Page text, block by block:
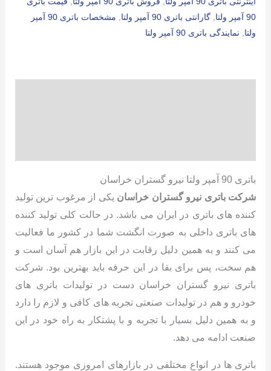
90 آمپر ولتا
, گارانتی باتری 90 آمپر ولتا ,
مشخصات باتری 90 آمپر
ولتا, نمایندگی باتری 90 آمپر ولتا
باتری 90 آمپر ولتا نیرو گستران خراسان
شرکت باتری نیرو گستران خراسان یکی از مرغوب ترین تولید
کننده های باتری در ایران می باشد. در حالت کلی تولید کننده
های باتری داخلی به صورت انگشت شما در کشور ما فعالیت
می کنند و به همین دلیل رقابت در این بازار هم آسان است و
هم سخت، پس برای بقا در این حرفه باید بهترین بود. شرکت
باتری نیرو گستران خراسان دست در تولیدات باتری های
خودرو و هم در تولیدات صنعتی تجربه های کافی و لازم را دارد
و به همین دلیل بسیار با تجربه و با پشتکار به راه خود در این
صنعت ادامه می دهد.
باتری ها در انواع مختلفی در بازارهای امروزی موجود هستند.